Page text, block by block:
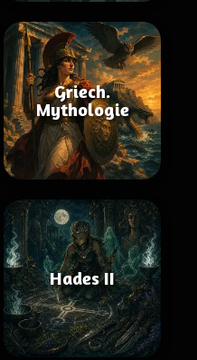
Griech.
Mythologie
Hades II